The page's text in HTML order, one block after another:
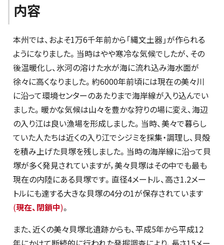
内容
本州では、およそ1万6千年前から「縄文土器」が作られる
ようになりました。当時はやや寒冷な気候でしたが、その
後温暖化し、氷河の溶けた水が海に流れ込み海水面が
徐々に高くなりました。約6000年前頃には現在の美々川
に沿って環境センターのあたりまで海岸線が入り込んでい
ました。暖かな気候は山々を豊かな狩りの場に変え、海辺
の入り江は良い漁場を形成しました。当時、美々で暮らし
ていた人たちは近くの入り江でシジミを採集・調理し、貝殻
を積み上げた貝塚を残しました。当時の海岸線に沿って貝
塚が多く発見されていますが，美々貝塚はその中でも最も
現在の内陸にある貝塚です。直径4メートル、高さ1.2メー
トルにも達する大きな貝塚の4分の1が保存されています
(現在、閉鎖中)。
また、近くの美々貝塚北遺跡からも、平成5年から平成12